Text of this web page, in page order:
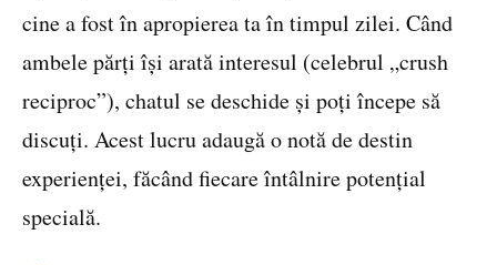
cine a fost în apropierea ta în timpul zilei. Când
ambele părți își arată interesul (celebrul „crush
reciproc”), chatul se deschide și poți începe să
discuți. Acest lucru adaugă o notă de destin
experienței, făcând fiecare întâlnire potențial
specială.